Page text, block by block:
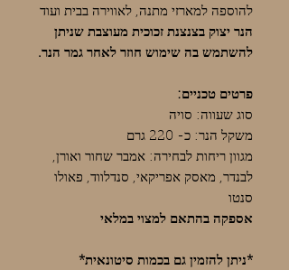
להוספה למארזי מתנה, לאווירה בבית ועוד
הנר יצוק בצנצנת זכוכית מעוצבת שניתן
להשתמש בה שימוש חוזר לאחר גמר הנר.
פרטים טכניים:
סוג שעווה: סויה
משקל הנר: כ- 220 גרם
מגוון ריחות לבחירה: אמבר שחור ואורן,
לבנדר, מאסק אפריקאי, סנדלווד, פאולו
סנטו
אספקה בהתאם למצוי במלאי
*ניתן להזמין גם בכמות סיטונאית*